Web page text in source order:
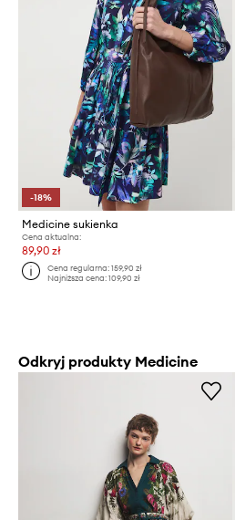
-18%
Medicine sukienka
Cena aktualna:
89,90 zł
Cena regularna:159,90 zł
Najniższa cena:109,90 zł
Odkryj produkty Medicine